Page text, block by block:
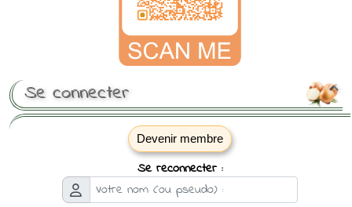

Se connecter
Devenir membre
Se reconnecter :